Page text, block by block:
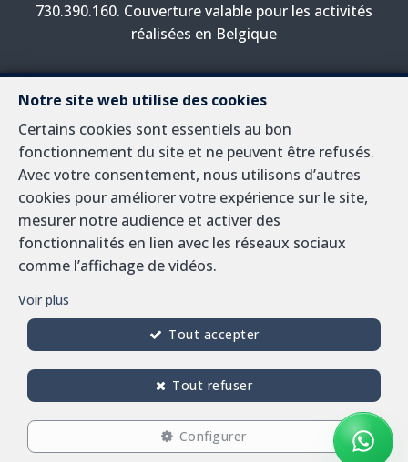
Notre site web utilise des cookies
Certains cookies sont essentiels au bon
fonctionnement du site et ne peuvent être refusés.
Avec votre consentement, nous utilisons d’autres
cookies pour améliorer votre expérience sur le site,
mesurer notre audience et activer des
fonctionnalités en lien avec les réseaux sociaux
comme l’affichage de vidéos.
Voir plus
Configurer
Tout refuser
Tout accepter
730.390.160. Couverture valable pour les activités
réalisées en Belgique
A propos
Nous travaillons sur le marché immobilier en Belgique
depuis près d'un demi siècle. Si vous voulez en savoir
plus, ou êtes intéressé, nous serons heureux de
répondre à vos questions à cette
adresse info@sorimo.be.
Charte de la protection de la vie privée